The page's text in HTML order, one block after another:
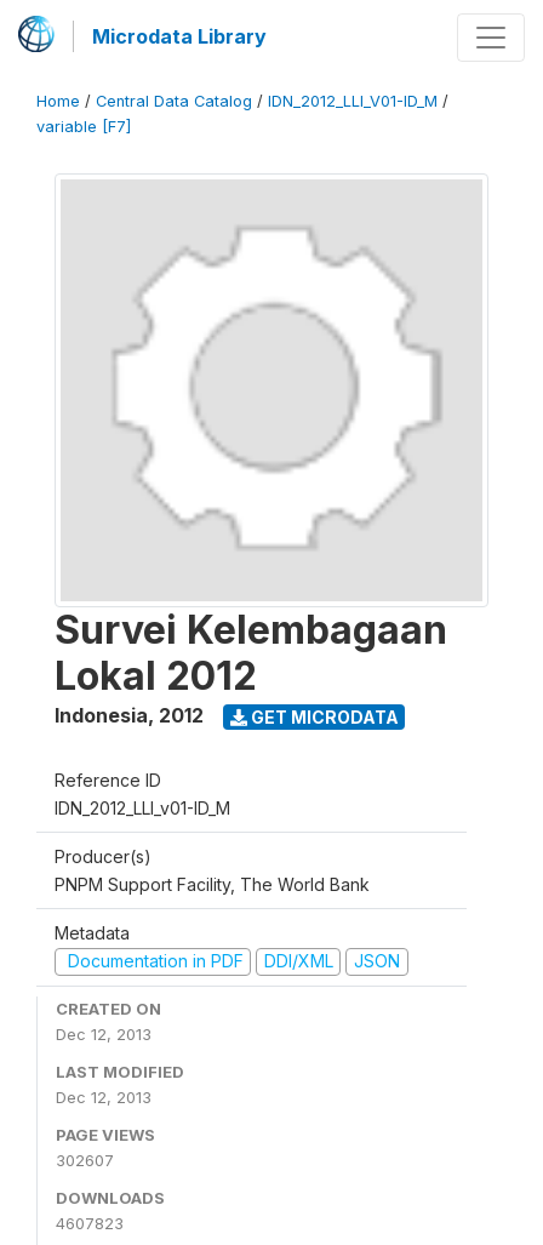
Microdata Library
Home / Central Data Catalog / IDN_2012_LLI_V01-ID_M /
variable [F7]
Survei Kelembagaan
Lokal 2012
Indonesia, 2012 GET MICRODATA
Reference ID
IDN_2012_LLI_v01-ID_M
Producer(s)
PNPM Support Facility, The World Bank
Metadata
Documentation in PDF
DDI/XML JSON
CREATED ON
Dec 12, 2013
LAST MODIFIED
Dec 12, 2013
PAGE VIEWS
302607
DOWNLOADS
4607823